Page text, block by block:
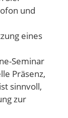
und
eines
Seminar
Präsenz,
sinnvoll,
zur